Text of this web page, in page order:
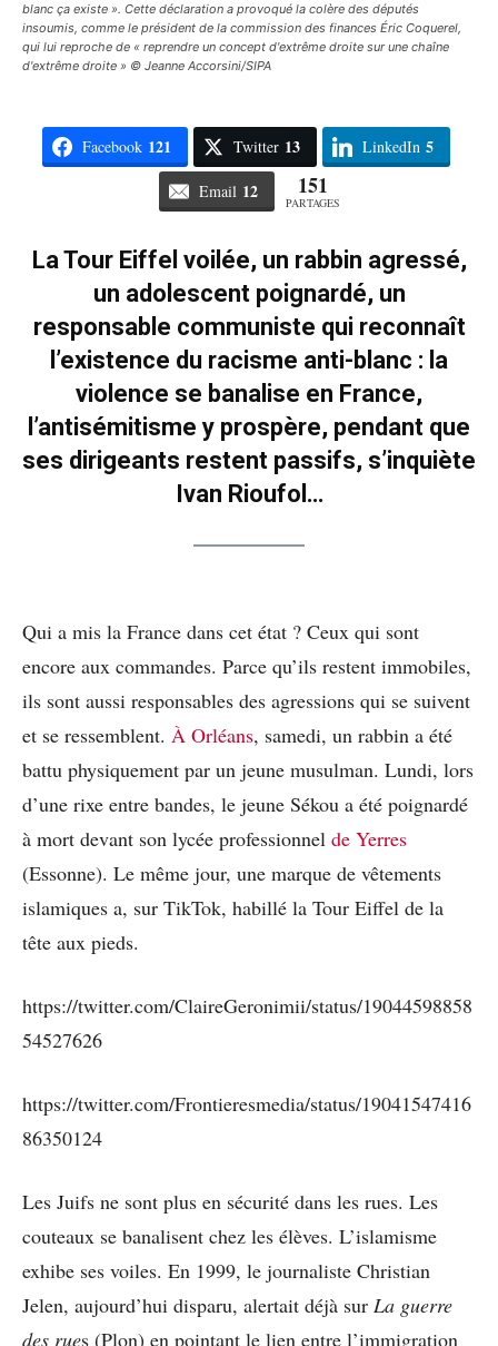
blanc ça existe ». Cette déclaration a provoqué la colère des députés
insoumis, comme le président de la commission des finances Éric Coquerel,
qui lui reproche de « reprendre un concept d'extrême droite sur une chaîne
d'extrême droite » © Jeanne Accorsini/SIPA
Facebook 121 Twitter 13 LinkedIn 5
Email 12 151
PARTAGES
La Tour Eiffel voilée, un rabbin agressé,
un adolescent poignardé, un
responsable communiste qui reconnaît
l’existence du racisme anti-blanc : la
violence se banalise en France,
l’antisémitisme y prospère, pendant que
ses dirigeants restent passifs, s’inquiète
Ivan Rioufol…
Qui a mis la France dans cet état ? Ceux qui sont
encore aux commandes. Parce qu’ils restent immobiles,
ils sont aussi responsables des agressions qui se suivent
et se ressemblent. À Orléans, samedi, un rabbin a été
battu physiquement par un jeune musulman. Lundi, lors
d’une rixe entre bandes, le jeune Sékou a été poignardé
à mort devant son lycée professionnel de Yerres
(Essonne). Le même jour, une marque de vêtements
islamiques a, sur TikTok, habillé la Tour Eiffel de la
tête aux pieds.
https://twitter.com/ClaireGeronimii/status/19044598858
54527626
https://twitter.com/Frontieresmedia/status/19041547416
86350124
Les Juifs ne sont plus en sécurité dans les rues. Les
couteaux se banalisent chez les élèves. L’islamisme
exhibe ses voiles. En 1999, le journaliste Christian
Jelen, aujourd’hui disparu, alertait déjà sur La guerre
des rues (Plon) en pointant le lien entre l’immigration